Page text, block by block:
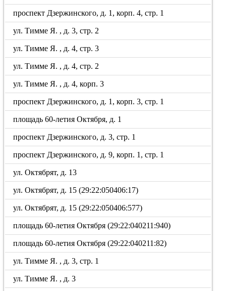
проспект Дзержинского, д. 1, корп. 4, стр. 1
ул. Тимме Я. , д. 3, стр. 2
ул. Тимме Я. , д. 4, стр. 3
ул. Тимме Я. , д. 4, стр. 2
ул. Тимме Я. , д. 4, корп. 3
проспект Дзержинского, д. 1, корп. 3, стр. 1
площадь 60-летия Октября, д. 1
проспект Дзержинского, д. 3, стр. 1
проспект Дзержинского, д. 9, корп. 1, стр. 1
ул. Октябрят, д. 13
ул. Октябрят, д. 15 (29:22:050406:17)
ул. Октябрят, д. 15 (29:22:050406:577)
площадь 60-летия Октября (29:22:040211:940)
площадь 60-летия Октября (29:22:040211:82)
ул. Тимме Я. , д. 3, стр. 1
ул. Тимме Я. , д. 3